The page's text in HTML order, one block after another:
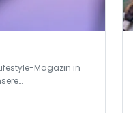
Magazin in